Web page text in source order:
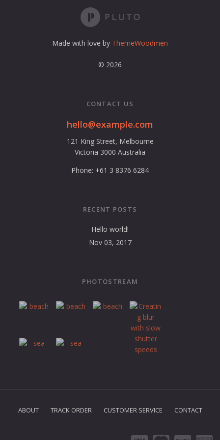
e
s
s
Made with love by ThemeWoodmen
© 2026
CONTACT US
hello@example.com
121 King Street, Melbourne
Victoria 3000 Australia
Phone: +61 3 8376 6284
RECENT POSTS
Hello world!
Nov 03, 2017
PHOTOSTREAM
ABOUT TRACK ORDER CUSTOMER SERVICE CONTACT